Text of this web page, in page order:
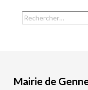
Mairie de